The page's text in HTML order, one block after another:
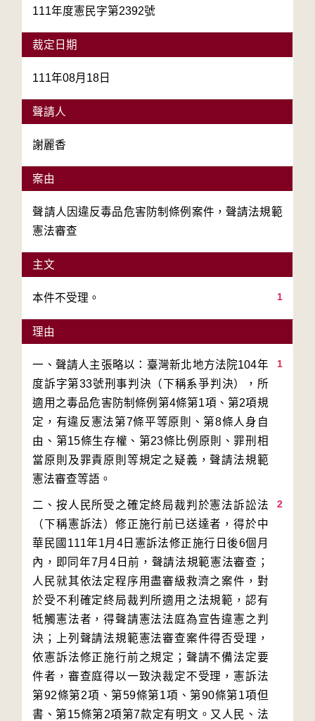
111年度憲民字第2392號
裁定日期
111年08月18日
聲請人
謝麗香
案由
聲請人因違反毒品危害防制條例案件，聲請法規範
憲法審查
主文
1
本件不受理。
理由
1
一、聲請人主張略以：臺灣新北地方法院104年
度訴字第33號刑事判決（下稱系爭判決），所
適用之毒品危害防制條例第4條第1項、第2項規
定，有違反憲法第7條平等原則、第8條人身自
由、第15條生存權、第23條比例原則、罪刑相
當原則及罪責原則等規定之疑義，聲請法規範
2
二、按人民所受之確定終局裁判於憲法訴訟法
（下稱憲訴法）修正施行前已送達者，得於中
華民國111年1月4日憲訴法修正施行日後6個月
內，即同年7月4日前，聲請法規範憲法審查；
人民就其依法定程序用盡審級救濟之案件，對
於受不利確定終局裁判所適用之法規範，認有
牴觸憲法者，得聲請憲法法庭為宣告違憲之判
決；上列聲請法規範憲法審查案件得否受理，
依憲訴法修正施行前之規定；聲請不備法定要
件者，審查庭得以一致決裁定不受理，憲訴法
第92條第2項、第59條第1項、第90條第1項但
書、第15條第2項第7款定有明文。又人民、法